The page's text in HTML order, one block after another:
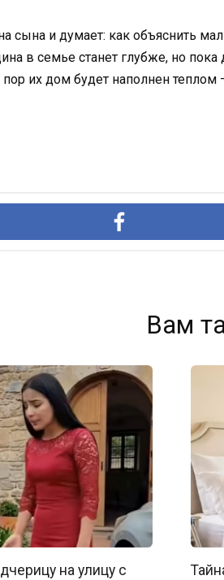
сына и думает: как объяснить
в семье станет глубже, но
их дом будет наполнен теплом
Вам
на улицу с